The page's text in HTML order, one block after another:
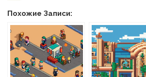
Похожие Записи: